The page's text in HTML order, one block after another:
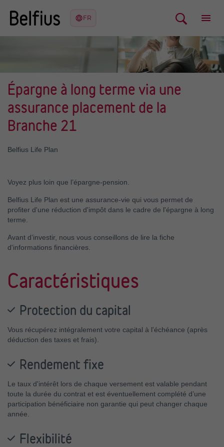
Épargne à long terme via une
assurance placement de la
Branche 21
Belfius Life Plan
Voyez plus loin que l’épargne-pension.
Belfius Life Plan est une assurance-vie qui vous permet de
profiter d'une réduction d'impôt dans le cadre de l'épargne à long
terme.
Avant d’investir, nous vous conseillons de lire la fiche
d'informations financières.
Caractéristiques
Protection du capital
Vous récupérez intégralement votre capital à l'échéance (après
déduction des taxes et frais).
Rendement fixe
Le taux d'intérêt lors de chaque versement est valable pendant
toute la durée du contrat et est éventuellement complété d’une
participation bénéficiaire non garantie qui peut changer chaque
année.
Flexibilité